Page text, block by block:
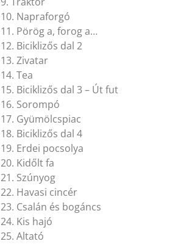
10. Napraforgó
11. Pörög a, forog a…
12. Biciklizős dal 2
13. Zivatar
14. Tea
15. Biciklizős dal 3 – Út fut
16. Sorompó
17. Gyümölcspiac
18. Biciklizős dal 4
19. Erdei pocsolya
20. Kidőlt fa
21. Szúnyog
22. Havasi cincér
23. Csalán és bogáncs
24. Kis hajó
25. Altató